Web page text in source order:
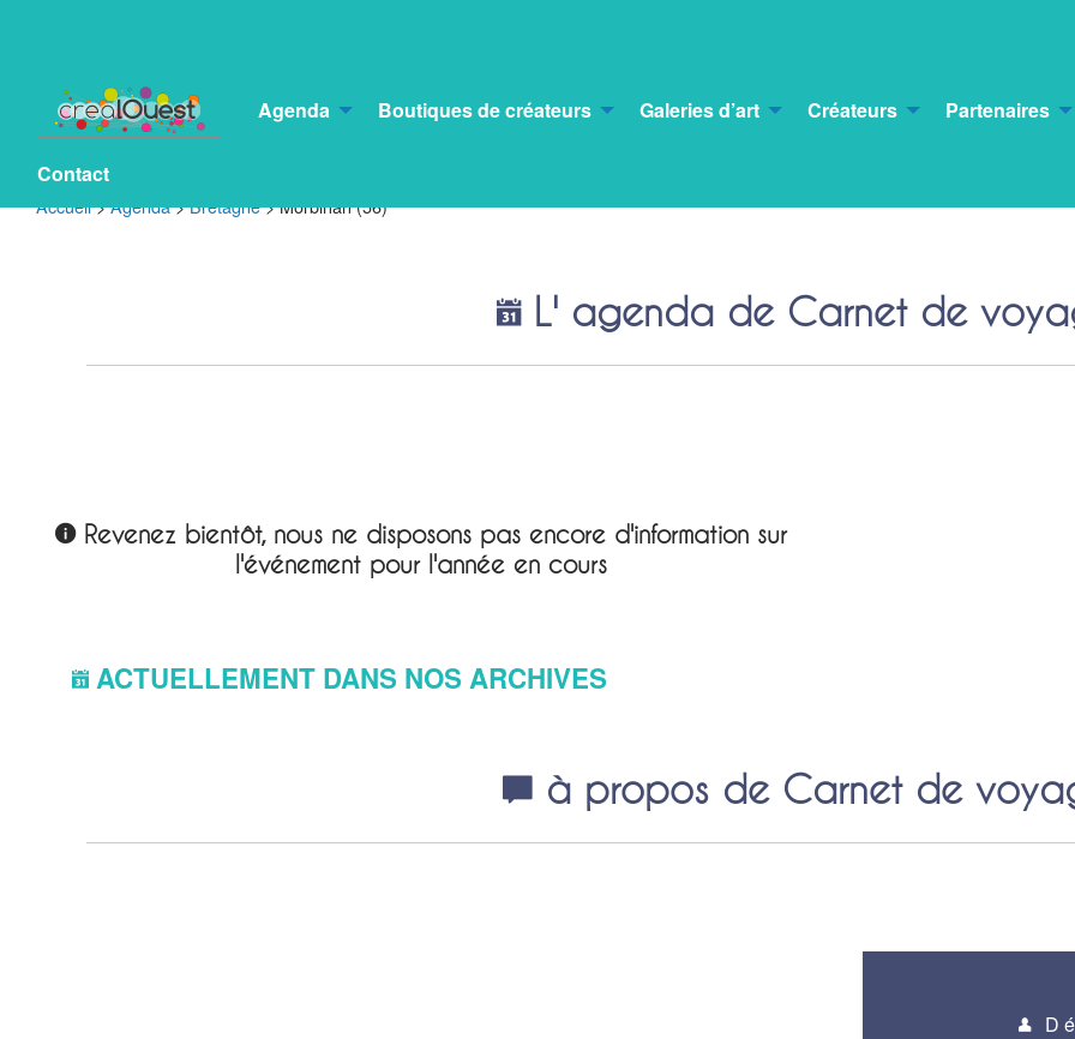
Agenda Boutiques de créateurs Galeries d’art Créateurs Partenaires
Contact
Accueil>Agenda>Bretagne>Morbihan (56)
L' agenda de Carnet de
Revenez bientôt, nous ne disposons pas encore d'information sur
l'événement pour l'année en cours
ACTUELLEMENT DANS NOS ARCHIVES
à propos de Carnet de